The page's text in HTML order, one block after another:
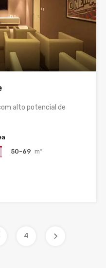
alto potencial de
50-69 m²
4